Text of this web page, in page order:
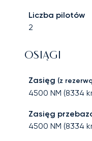
Liczba pilotów
2
OSIĄGI
Zasięg (z
4500 NM (8334
Zasięg
4500 NM (8334